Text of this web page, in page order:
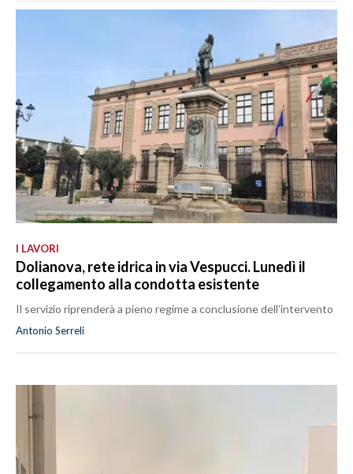
I LAVORI
Dolianova, rete idrica in via Vespucci. Lunedì il
collegamento alla condotta esistente
Il servizio riprenderà a pieno regime a conclusione dell’intervento
Antonio Serreli